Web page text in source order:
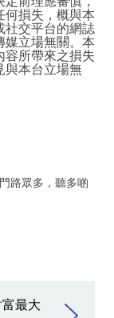
何損失，概與本
社交平台的網誌
媒立場無關。本
容所帶來之損失
與本台立場無
路眾多，聽多啲
最大